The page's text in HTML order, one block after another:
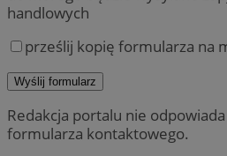
handlowych
prześlij kopię formularza na
Redakcja portalu nie
formularza kontaktowego.